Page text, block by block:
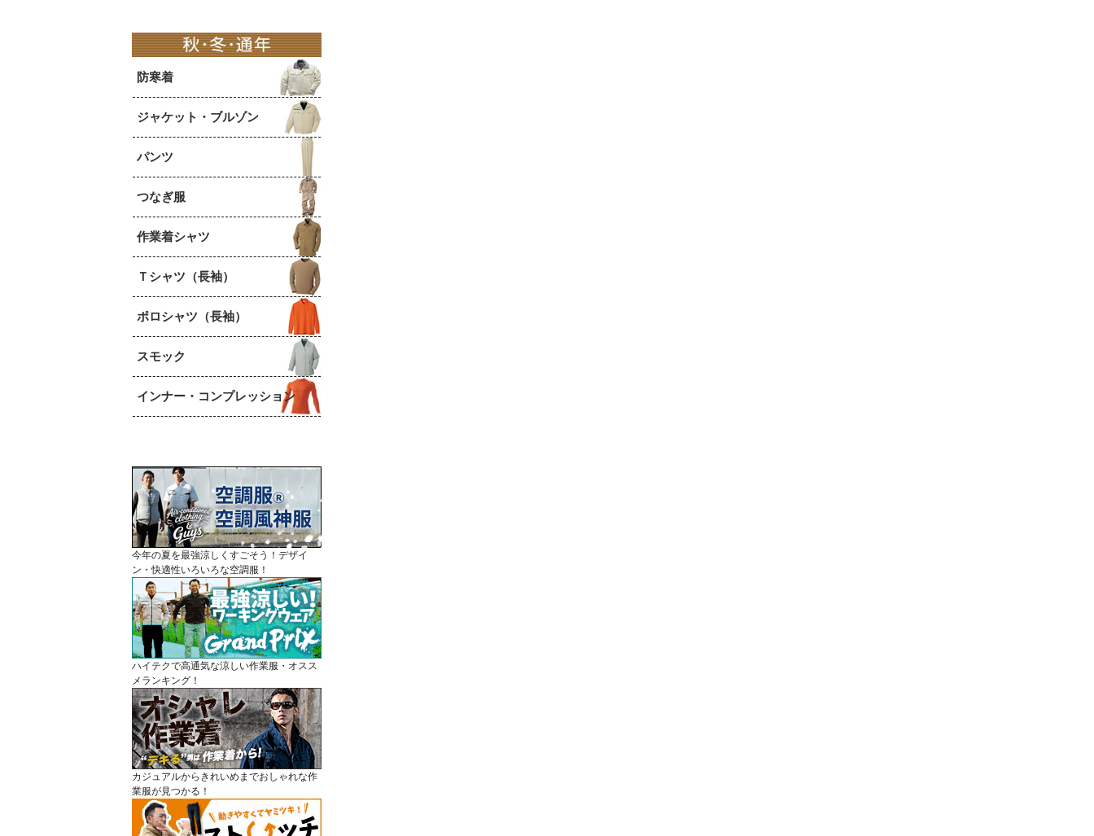
防寒着
ジャケット・ブルゾン
パンツ
つなぎ服
作業着シャツ
Ｔシャツ（長袖）
ポロシャツ（長袖）
スモック
インナー・コンプレッション
今年の夏を最強涼しくすごそう！デザイ
ン・快適性いろいろな空調服！
ハイテクで高通気な涼しい作業服・オスス
メランキング！
カジュアルからきれいめまでおしゃれな作
業服が見つかる！